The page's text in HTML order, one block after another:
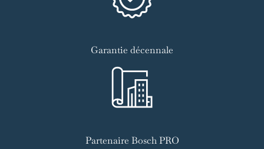
Garantie décennale
Partenaire Bosch PRO